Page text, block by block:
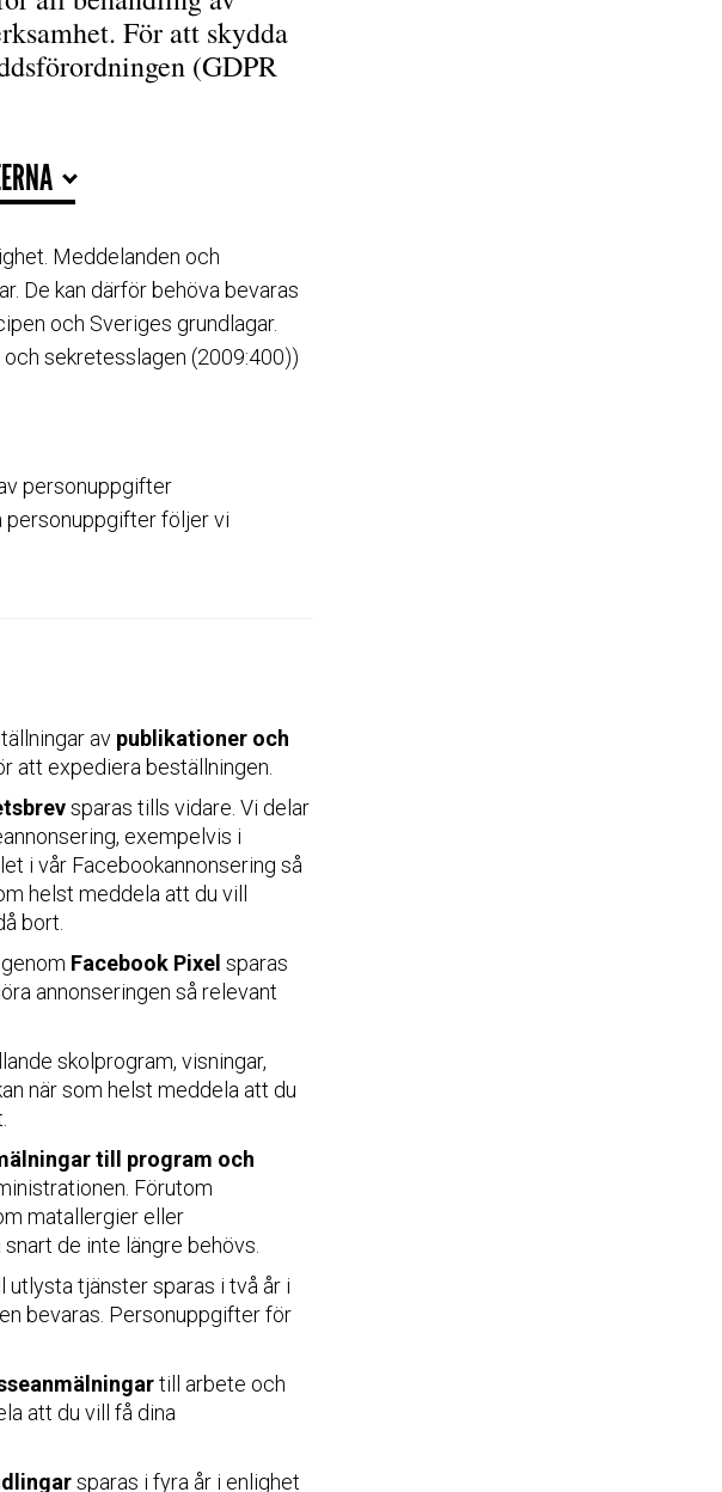
För att skydda
(GDPR
Meddelanden och
De kan därför behöva bevaras
och Sveriges grundlagar.
sekretesslagen (2009:400))
personuppgifter
personuppgifter följer vi
av publikationer och
att expediera beställningen.
sparas tills vidare. Vi delar
exempelvis i
i vår Facebookannonsering så
helst meddela att du vill
bort.
Facebook Pixel sparas
annonseringen så relevant
skolprogram, visningar,
när som helst meddela att du
till program och
Förutom
matallergier eller
de inte längre behövs.
utlysta tjänster sparas i två år i
bevaras. Personuppgifter för
till arbete och
att du vill få dina
sparas i fyra år i enlighet